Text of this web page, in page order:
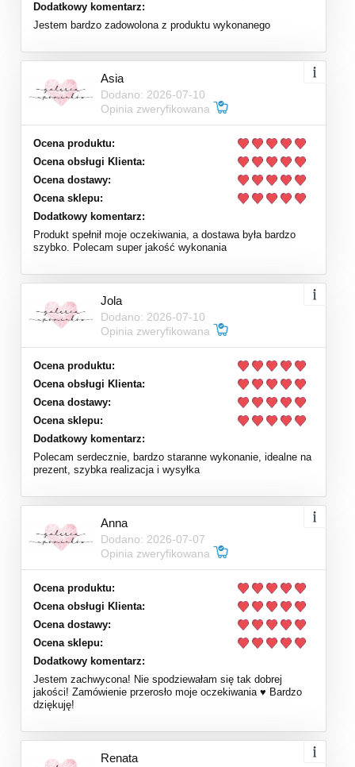
Dodatkowy komentarz:
Jestem bardzo zadowolona z produktu wykonanego
Asia
Dodano: 2026-07-10
Opinia zweryfikowana
Ocena produktu:
Ocena obsługi Klienta:
Ocena dostawy:
Ocena sklepu:
Dodatkowy komentarz:
Produkt spełnił moje oczekiwania, a dostawa była bardzo
szybko. Polecam super jakość wykonania
Jola
Dodano: 2026-07-10
Opinia zweryfikowana
Ocena produktu:
Ocena obsługi Klienta:
Ocena dostawy:
Ocena sklepu:
Dodatkowy komentarz:
Polecam serdecznie, bardzo staranne wykonanie, idealne na
prezent, szybka realizacja i wysyłka
Anna
Dodano: 2026-07-07
Opinia zweryfikowana
Ocena produktu:
Ocena obsługi Klienta:
Ocena dostawy:
Ocena sklepu:
Dodatkowy komentarz:
Jestem zachwycona! Nie spodziewałam się tak dobrej
jakości! Zamówienie przerosło moje oczekiwania ♥️ Bardzo
dziękuję!
Renata